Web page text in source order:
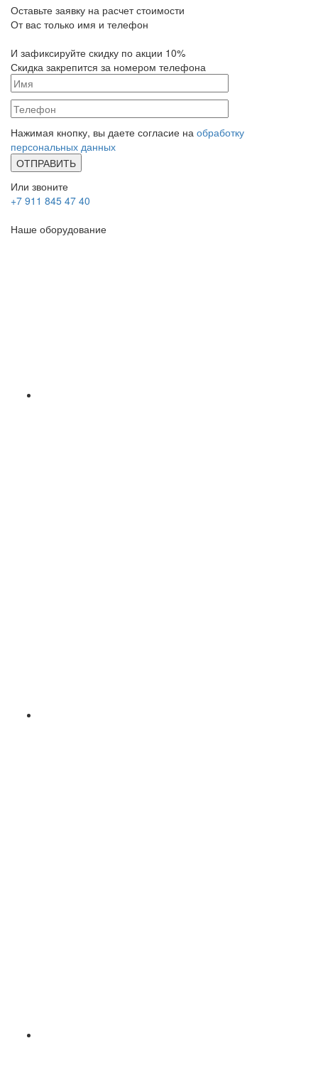
Оставьте заявку на расчет стоимости
От вас только имя и телефон
И зафиксируйте скидку по акции 10%
Скидка закрепится за номером телефона
Нажимая кнопку, вы даете согласие на обработку
персональных данных
Или звоните
+7 911 845 47 40
Наше оборудование